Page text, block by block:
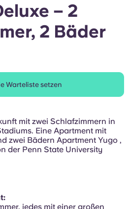
– 2
2 Bäder
Warteliste setzen
mit zwei Schlafzimmern in
Eine Apartment mit
zwei Bädern Apartment Yugo ,
der Penn State University
jedes mit einer großen